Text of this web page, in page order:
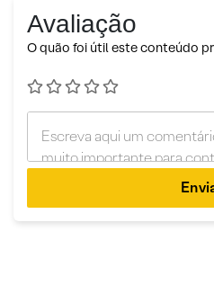
Avaliação
O quão foi útil este conteúdo